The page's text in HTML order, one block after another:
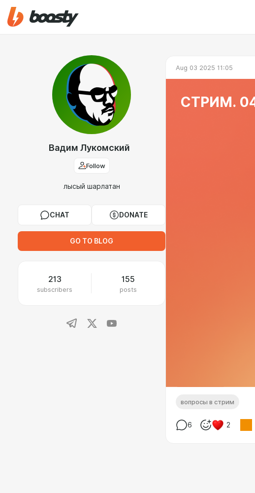
Вадим Лукомский
Follow
лысый шарлатан
CHAT DONATE
GO TO BLOG
213
subscribers
155
posts
Aug 03 2025 11:05
СТРИМ.
вопросы в стрим
6 2